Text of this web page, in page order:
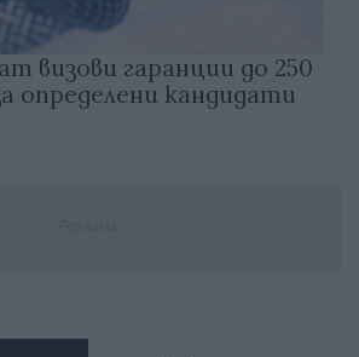
визови гаранции до 250
определени кандидати